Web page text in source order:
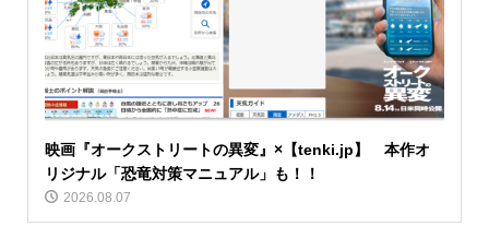
映画『オークストリートの異変』×【tenki.jp】 本作オ
リジナル「恐竜対策マニュアル」も！！
2026.08.07